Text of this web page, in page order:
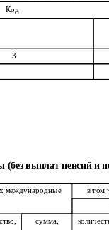
Код
3
(без выплат пенсий и
международные
в том
сумма,